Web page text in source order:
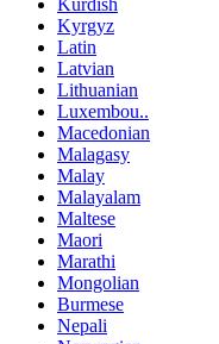
Kurdish
Kyrgyz
Latin
Latvian
Lithuanian
Luxembou..
Macedonian
Malagasy
Malay
Malayalam
Maltese
Maori
Marathi
Mongolian
Burmese
Nepali